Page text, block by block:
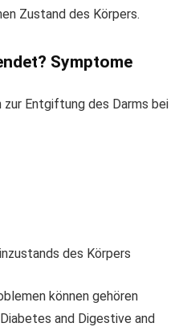
Zustand des Körpers.
Symptome
Entgiftung des Darms bei
des Körpers
können gehören
and Digestive and